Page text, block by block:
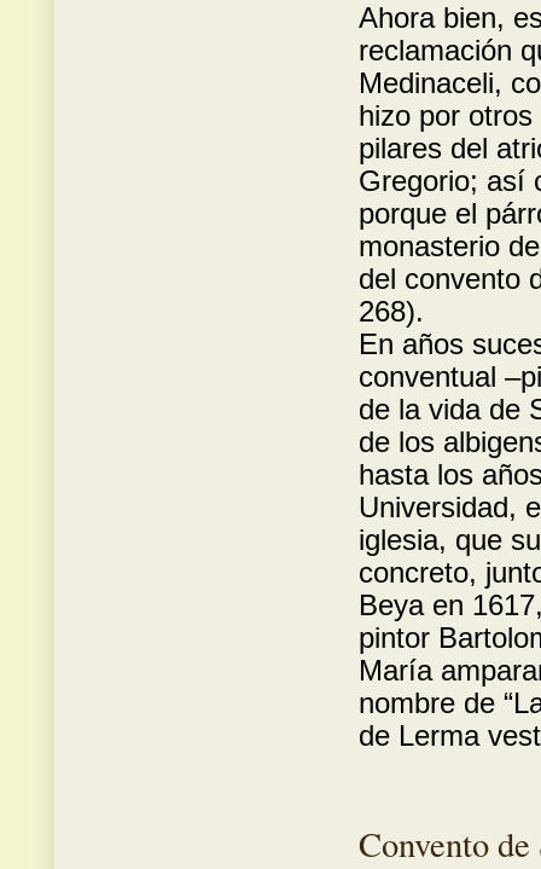
Ahora bien,
reclamación
Medinaceli,
hizo por
pilares del
Gregorio; así
porque el
monasterio
del convento
268).
En años
conventual
de la vida de
de los
hasta los
Universidad,
iglesia, que
concreto,
Beya en
pintor
María
nombre de
de Lerma
Convento